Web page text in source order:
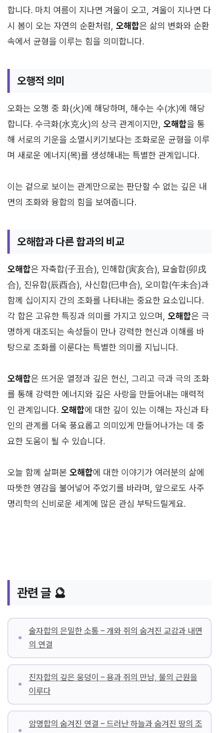
합니다. 마치 여름이 지나면 겨울이 오고, 겨울이 지나면 다
시 봄이 오는 자연의 순환처럼, 오해합은 삶의 변화와 순환
속에서 균형을 이루는 힘을 의미합니다.
오행적 의미
오화는 오행 중 화(火)에 해당하며, 해수는 수(水)에 해당
합니다. 수극화(水克火)의 상극 관계이지만, 오해합을 통
해 서로의 기운을 소멸시키기보다는 조화로운 균형을 이루
며 새로운 에너지(목)를 생성해내는 특별한 관계입니다.
이는 겉으로 보이는 관계만으로는 판단할 수 없는 깊은 내
면의 조화와 융합의 힘을 보여줍니다.
오해합과 다른 합과의 비교
오해합은 자축합(子丑合), 인해합(寅亥合), 묘술합(卯戌
合), 진유합(辰酉合), 사신합(巳申合), 오미합(午未合)과
함께 십이지지 간의 조화를 나타내는 중요한 요소입니다.
각 합은 고유한 특징과 의미를 가지고 있으며, 오해합은 극
명하게 대조되는 속성들이 만나 강력한 헌신과 이해를 바
탕으로 조화를 이룬다는 특별한 의미를 지닙니다.
오해합은 뜨거운 열정과 깊은 헌신, 그리고 극과 극의 조화
를 통해 강력한 에너지와 깊은 사랑을 만들어내는 매력적
인 관계입니다. 오해합에 대한 깊이 있는 이해는 자신과 타
인의 관계를 더욱 풍요롭고 의미있게 만들어나가는 데 중
요한 도움이 될 수 있습니다.
오늘 함께 살펴본 오해합에 대한 이야기가 여러분의 삶에
따뜻한 영감을 불어넣어 주었기를 바라며, 앞으로도 사주
명리학의 신비로운 세계에 많은 관심 부탁드릴게요.
관련 글 🔮
술자합의 은밀한 소통 – 개와 쥐의 숨겨진 교감과 내면
의 연결
진자합의 깊은 웅덩이 – 용과 쥐의 만남, 물의 근원을
이루다
암명합의 숨겨진 연결 – 드러난 하늘과 숨겨진 땅의 조